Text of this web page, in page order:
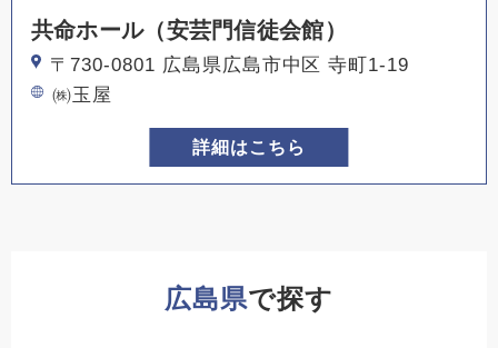
共命ホール（安芸門信徒会館）
〒730-0801 広島県広島市中区 寺町1-19
㈱玉屋
詳細はこちら
広島県で探す